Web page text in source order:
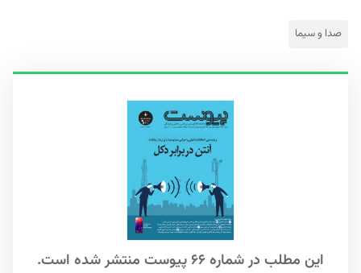
صدا و سیما
این مطلب در شماره ۶۶ پیوست منتشر شده است.